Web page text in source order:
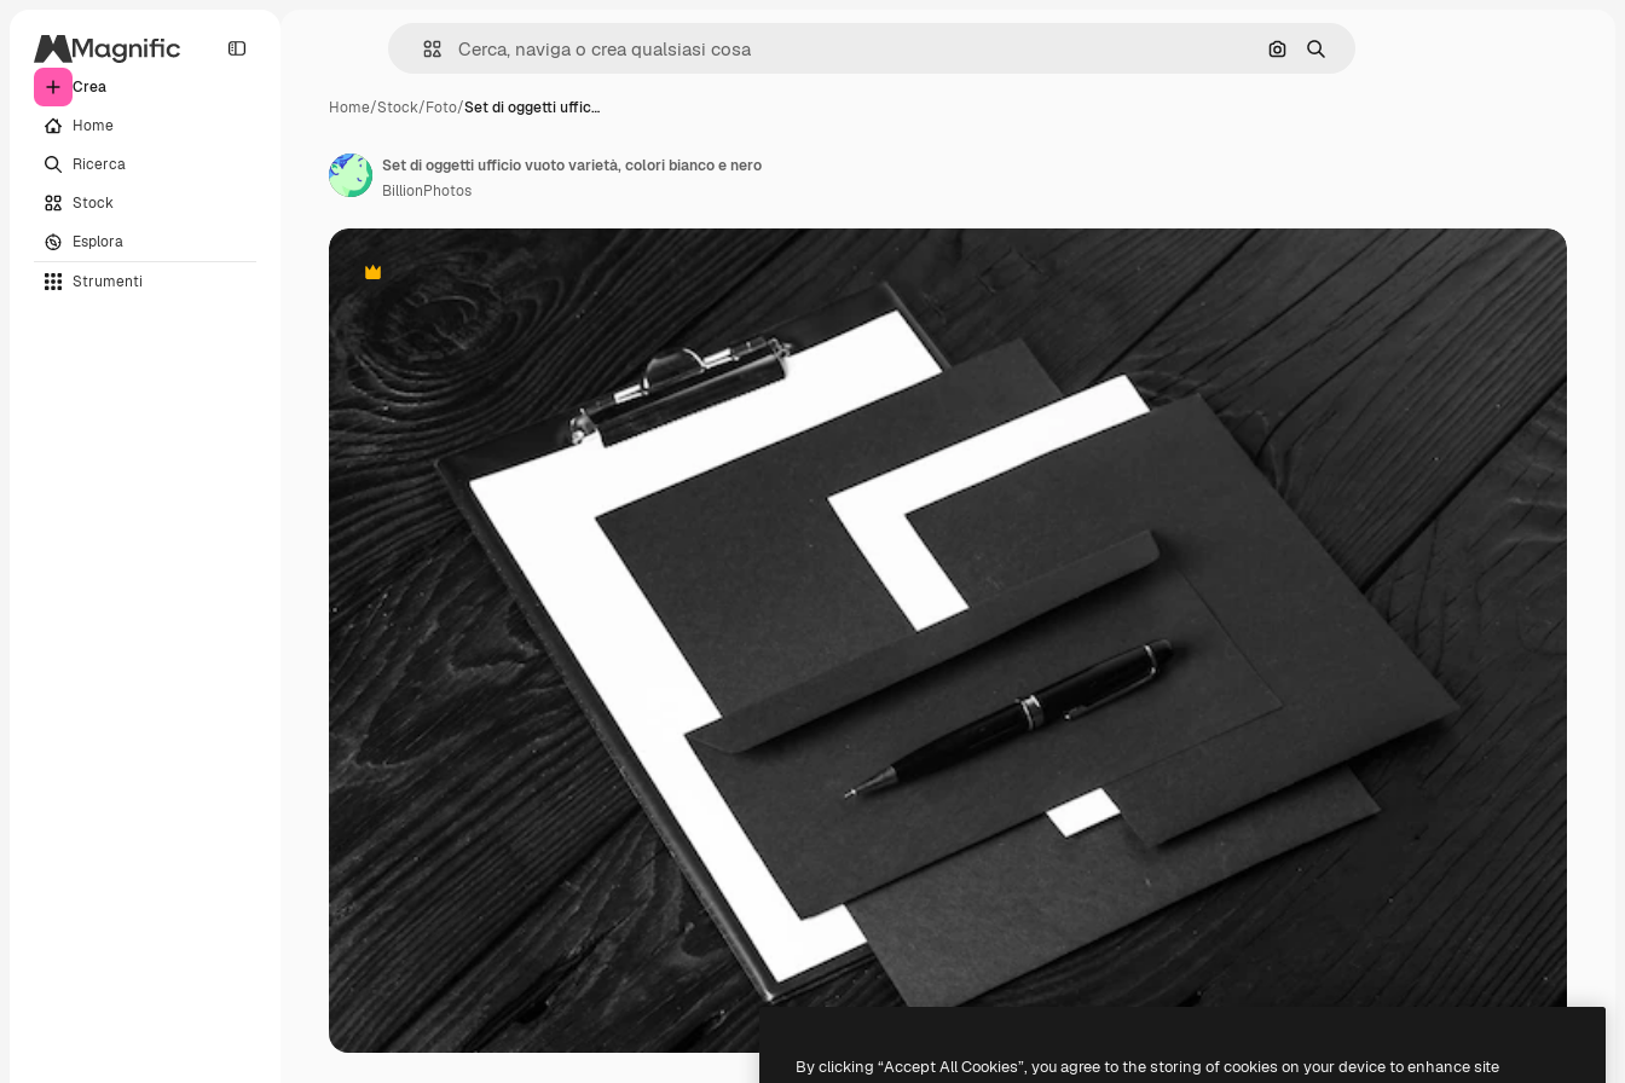
Crea
Home
Ricerca
Stock
Esplora
Strumenti
Cerca per immagine
Ricerca
Home/Stock/Foto/Set di oggetti uffic…
Premium
Set di oggetti ufficio vuoto varietà, colori bianco e nero
BillionPhotos
By clicking “Accept All Cookies”, you agree to the storing of cookies on your device to enhance site